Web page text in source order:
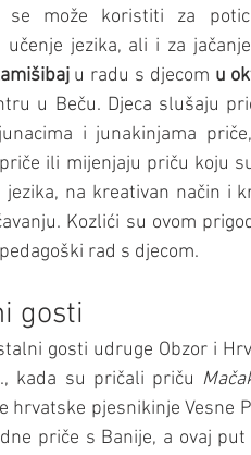
se može koristiti za
u radu s djecom u
u Beču. Djeca slušaju
i junakinjama
ili mijenjaju priču koju
na kreativan način i
Kozlići su ovom
rad s djecom.
gosti
gosti udruge Obzor i
kada su pričali priču
hrvatske pjesnikinje Vesne
priče s Banije, a ovaj